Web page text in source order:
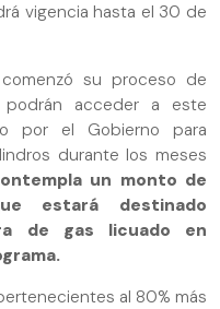
vigencia hasta el 30 de
su proceso de
acceder a este
por el Gobierno para
durante los meses
un monto de
estará destinado
de gas licuado en
al 80% más